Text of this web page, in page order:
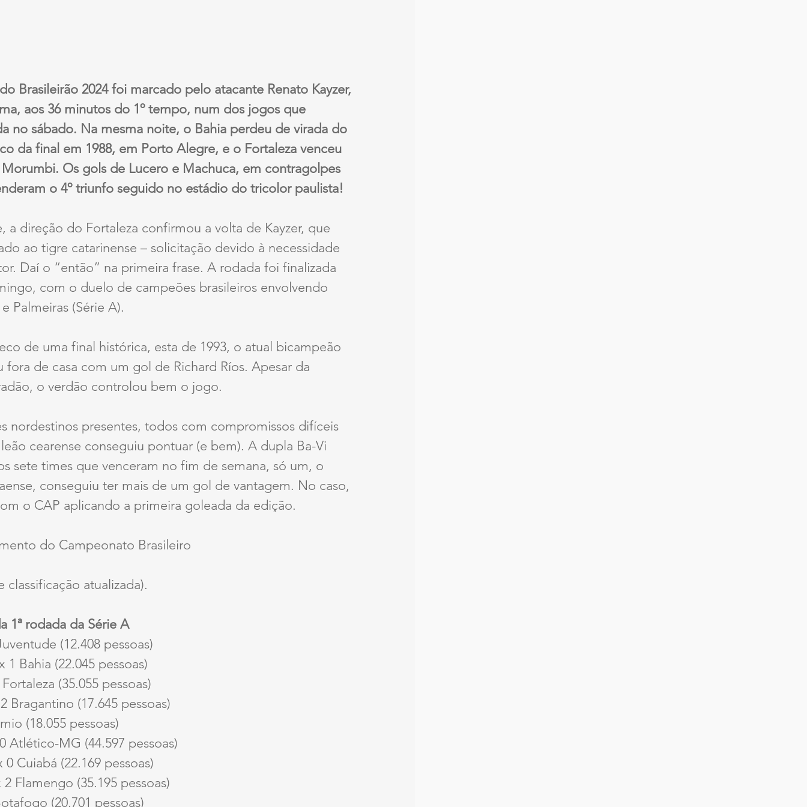
Brasileirão 2024 foi marcado pelo atacante Renato Kayzer,
aos 36 minutos do 1º tempo, num dos jogos que
no sábado. Na mesma noite, o Bahia perdeu de virada do
da final em 1988, em Porto Alegre, e o Fortaleza venceu
Os gols de Lucero e Machuca, em contragolpes
o 4º triunfo seguido no estádio do tricolor paulista!
a direção do Fortaleza confirmou a volta de Kayzer, que
ao tigre catarinense – solicitação devido à necessidade
Daí o “então” na primeira frase. A rodada foi finalizada
com o duelo de campeões brasileiros envolvendo
Palmeiras (Série A).
de uma final histórica, esta de 1993, o atual bicampeão
fora de casa com um gol de Richard Ríos. Apesar da
o verdão controlou bem o jogo.
nordestinos presentes, todos com compromissos difíceis
cearense conseguiu pontuar (e bem). A dupla Ba-Vi
sete times que venceram no fim de semana, só um, o
conseguiu ter mais de um gol de vantagem. No caso,
o CAP aplicando a primeira goleada da edição.
do Campeonato Brasileiro
classificação atualizada).
1ª rodada da Série A
(12.408 pessoas)
1 Bahia (22.045 pessoas)
(35.055 pessoas)
Bragantino (17.645 pessoas)
(18.055 pessoas)
Atlético-MG (44.597 pessoas)
Cuiabá (22.169 pessoas)
Flamengo (35.195 pessoas)
(20.701 pessoas)